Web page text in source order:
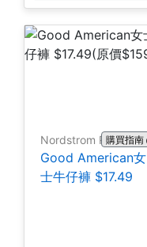
Nordstrom Rack購買指南
Good American女
士牛仔褲 $17.49